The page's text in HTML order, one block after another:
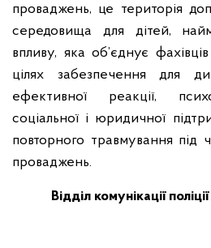
проваджень, це територія
середовища для дітей,
впливу, яка об’єднує
цілях забезпечення для
ефективної реакції,
соціальної і юридичної
повторного травмування під
проваджень.
Відділ комунікації